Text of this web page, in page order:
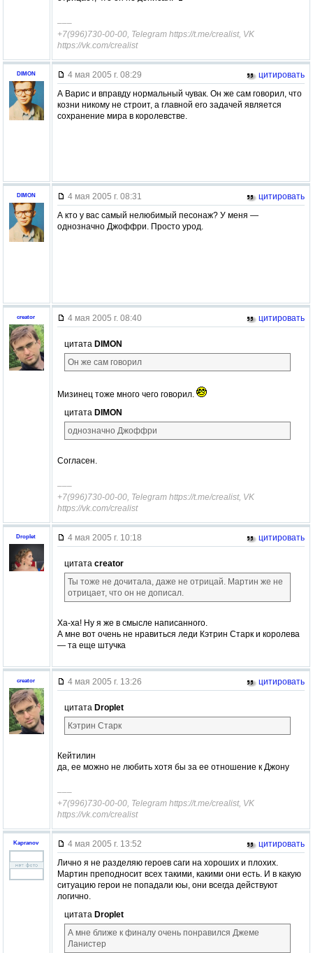
–––
+7(996)730-00-00, Telegram https://t.me/crealist, VK
https://vk.com/crealist
DIMON 4 мая 2005 г. 08:29
цитировать
А Варис и вправду нормальный чувак. Он же сам говорил, что
козни никому не строит, а главной его задачей является
сохранение мира в королевстве.
DIMON 4 мая 2005 г. 08:31
цитировать
А кто у вас самый нелюбимый песонаж? У меня —
однозначно Джоффри. Просто урод.
creator 4 мая 2005 г. 08:40 цитировать
цитата DIMON
Он же сам говорил
Мизинец тоже много чего говорил.
цитата DIMON
однозначно Джоффри
Согласен.
–––
+7(996)730-00-00, Telegram https://t.me/crealist, VK
https://vk.com/crealist
Droplet 4 мая 2005 г. 10:18 цитировать
цитата creator
Ты тоже не дочитала, даже не отрицай. Мартин же не
отрицает, что он не дописал.
Ха-ха! Ну я же в смысле написанного.
А мне вот очень не нравиться леди Кэтрин Старк и королева
— та еще штучка
creator 4 мая 2005 г. 13:26 цитировать
цитата Droplet
Кэтрин Старк
Кейтилин
да, ее можно не любить хотя бы за ее отношение к Джону
–––
+7(996)730-00-00, Telegram https://t.me/crealist, VK
https://vk.com/crealist
Kapranov 4 мая 2005 г. 13:52
цитировать
Лично я не разделяю героев саги на хороших и плохих.
Мартин преподносит всех такими, какими они есть. И в какую
ситуацию герои не попадали юы, они всегда действуют
логично.
цитата Droplet
А мне ближе к финалу очень понравился Джеме
Ланистер